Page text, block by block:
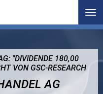
"DIVIDENDE 180,00
VON GSC-RESEARCH
AG